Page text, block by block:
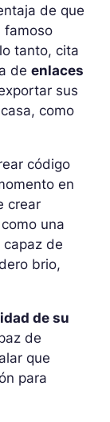
de que
famoso
tanto, cita
de enlaces
sus
como
código
en
crear
una
de
brio,
de su
de
que
para